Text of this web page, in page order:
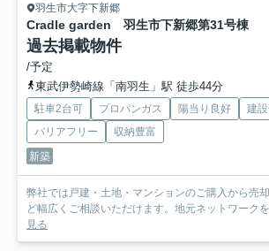
羽生市大字下新郷
Cradle garden 羽生市下新郷第31号棟
過去掲載物件
/予定
東武伊勢崎線「南羽生」駅 徒歩44分
駐車2台可 プロパンガス 陽当り良好
建
バリアフリー
収納豊富
新築
弊社では戸建・土地・マンションのご購入から売
ど幅広くご相談いただけます。地元ネットワーク
見る